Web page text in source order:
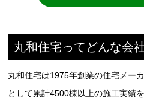
丸和住宅ってどんな会
丸和住宅は1975年創業の住宅メー
として累計4500棟以上の施工実績を